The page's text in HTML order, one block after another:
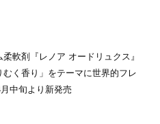
柔軟剤『レノア オードリュクス』
く香り」をテーマに世界的フレ
中旬より新発売